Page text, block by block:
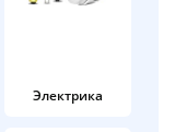
Электрика
раз в 2